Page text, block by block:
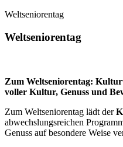
Weltseniorentag
Weltseniorentag
Zum Weltseniorentag:
voller Kultur, Genuss und
Zum Weltseniorentag lädt der
abwechslungsreichen
Genuss auf besondere Weise